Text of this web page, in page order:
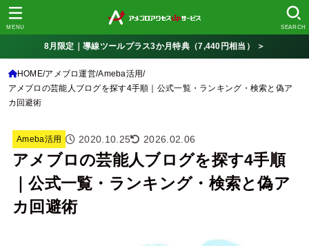
SEARCH
MENU
8月限定｜導線ツールプラス3か月特典（7,440円相当） ＞
HOME アメブロ運営 Ameba活用
アメブロの芸能人ブログを探す4手順｜公式一覧・ランキング・検索と偽ア
カ回避術
Ameba活用 2020.10.25 2026.02.06
アメブロの芸能人ブログを探す4手順
｜公式一覧・ランキング・検索と偽ア
カ回避術